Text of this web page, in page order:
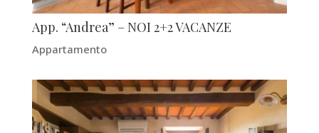
App. “Andrea” – NOI 2+2 VACANZE
Appartamento